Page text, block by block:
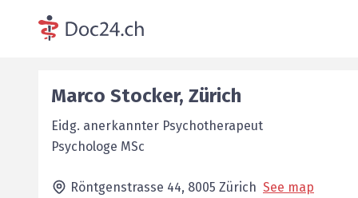
Marco Stocker, Zürich
Eidg. anerkannter Psychotherapeut
Psychologe MSc
Röntgenstrasse 44, 8005 Zürich See map